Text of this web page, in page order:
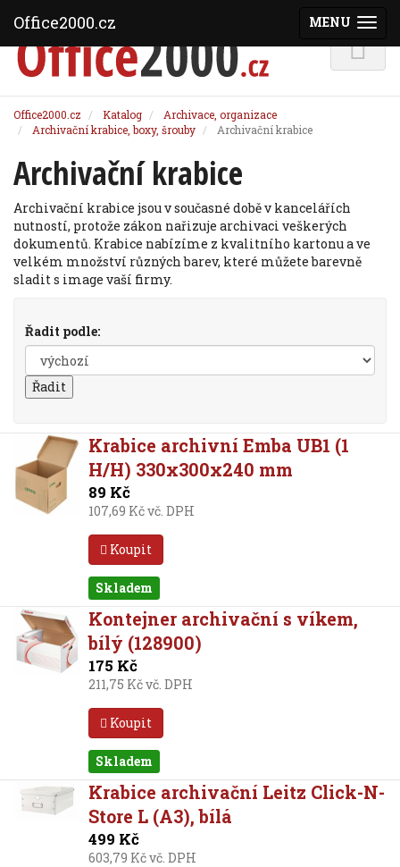
Office2000.cz Katalog
Archivace, organizace
Archivační krabice, boxy, šrouby
Archivační krabice
Archivační krabice
Archivační krabice jsou v současné době v kancelářích
nutností, protože zákon nařizuje archivaci veškerých
dokumentů. Krabice nabízíme z kvalitního kartonu a ve
velkém množství různých barev, které můžete barevně
sladit s image vaší firmy.
Řadit podle:
Krabice archivní Emba UB1 (1
H/H) 330x300x240 mm
89 Kč
107,69 Kč vč. DPH
Koupit
Skladem
Kontejner archivační s víkem,
bílý (128900)
175 Kč
211,75 Kč vč. DPH
Koupit
Skladem
Krabice archivační Leitz Click-N-
Store L (A3), bílá
499 Kč
603,79 Kč vč. DPH
MENU
Office2000.cz